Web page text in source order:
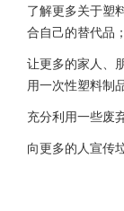
了解更多关于塑
合自己的替代品；
让更多的家人、
用一次性塑料制
充分利用一些废
向更多的人宣传